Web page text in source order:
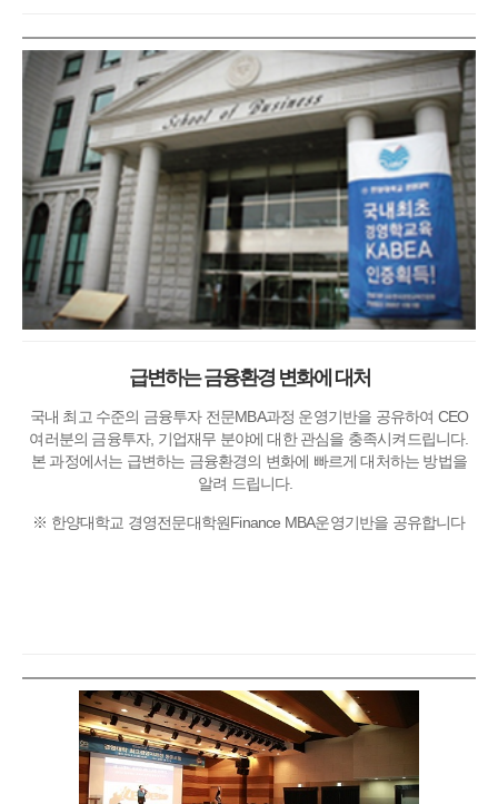
급변하는 금융환경 변화에 대처
국내 최고 수준의 금융투자 전문MBA과정 운영기반을 공유하여 CEO
여러분의 금융투자, 기업재무 분야에 대한 관심을 충족시켜드립니다.
본 과정에서는 급변하는 금융환경의 변화에 빠르게 대처하는 방법을
알려 드립니다.
※ 한양대학교 경영전문대학원Finance MBA운영기반을 공유합니다